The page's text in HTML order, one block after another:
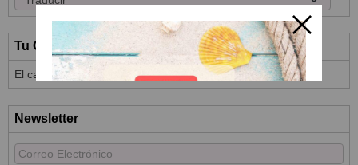
Tu Carrito (0)
El carrito de la compra está vacío
Newsletter